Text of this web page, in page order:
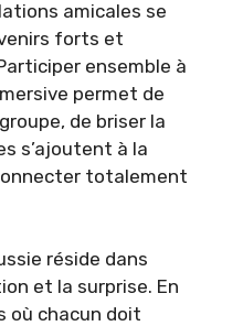
amicales se
forts et
ensemble à
permet de
de briser la
s’ajoutent à la
totalement
réside dans
et la surprise. En
où chacun doit